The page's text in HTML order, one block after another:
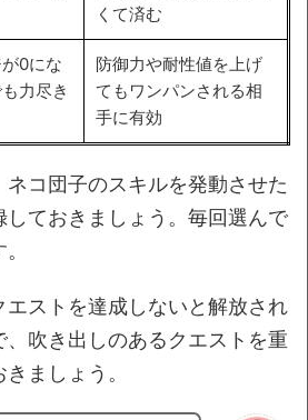
くて済む
0にな
力尽き
防御力や耐性値を上げ
てもワンパンされる相
手に有効
ネコ団子のスキルを発動させた
しておきましょう。毎回選んで
エストを達成しないと解放され
吹き出しのあるクエストを重
ましょう。